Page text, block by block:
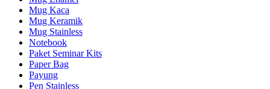
Mug Kaca
Mug Keramik
Mug Stainless
Notebook
Paket Seminar Kits
Paper Bag
Payung
Pen Stainless